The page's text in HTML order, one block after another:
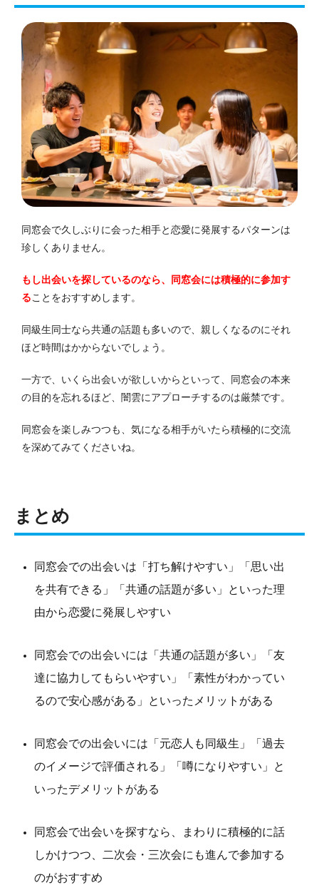
同窓会で久しぶりに会った相手と恋愛に発展するパターンは
珍しくありません。
もし出会いを探しているのなら、同窓会には積極的に参加す
ることをおすすめします。
同級生同士なら共通の話題も多いので、親しくなるのにそれ
ほど時間はかからないでしょう。
一方で、いくら出会いが欲しいからといって、同窓会の本来
の目的を忘れるほど、闇雲にアプローチするのは厳禁です。
同窓会を楽しみつつも、気になる相手がいたら積極的に交流
を深めてみてくださいね。
まとめ
同窓会での出会いは「打ち解けやすい」「思い出
を共有できる」「共通の話題が多い」といった理
由から恋愛に発展しやすい
同窓会での出会いには「共通の話題が多い」「友
達に協力してもらいやすい」「素性がわかってい
るので安心感がある」といったメリットがある
同窓会での出会いには「元恋人も同級生」「過去
のイメージで評価される」「噂になりやすい」と
いったデメリットがある
同窓会で出会いを探すなら、まわりに積極的に話
しかけつつ、二次会・三次会にも進んで参加する
のがおすすめ